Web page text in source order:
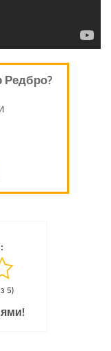
Редбро?
5)